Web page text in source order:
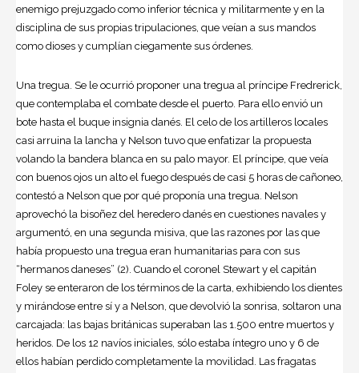
enemigo prejuzgado como inferior técnica y militarmente y en la
disciplina de sus propias tripulaciones, que veían a sus mandos
como dioses y cumplían ciegamente sus órdenes.
Una tregua. Se le ocurrió proponer una tregua al príncipe Fredrerick,
que contemplaba el combate desde el puerto. Para ello envió un
bote hasta el buque insignia danés. El celo de los artilleros locales
casi arruina la lancha y Nelson tuvo que enfatizar la propuesta
volando la bandera blanca en su palo mayor. El príncipe, que veía
con buenos ojos un alto el fuego después de casi 5 horas de cañoneo,
contestó a Nelson que por qué proponía una tregua. Nelson
aprovechó la bisoñez del heredero danés en cuestiones navales y
argumentó, en una segunda misiva, que las razones por las que
había propuesto una tregua eran humanitarias para con sus
“hermanos daneses” (2). Cuando el coronel Stewart y el capitán
Foley se enteraron de los términos de la carta, exhibiendo los dientes
y mirándose entre sí y a Nelson, que devolvió la sonrisa, soltaron una
carcajada: las bajas británicas superaban las 1.500 entre muertos y
heridos. De los 12 navíos iniciales, sólo estaba íntegro uno y 6 de
ellos habían perdido completamente la movilidad. Las fragatas